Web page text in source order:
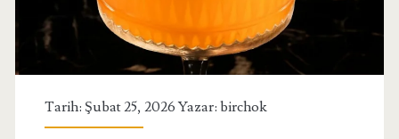
Tarih: Şubat 25, 2026 Yazar: birchok